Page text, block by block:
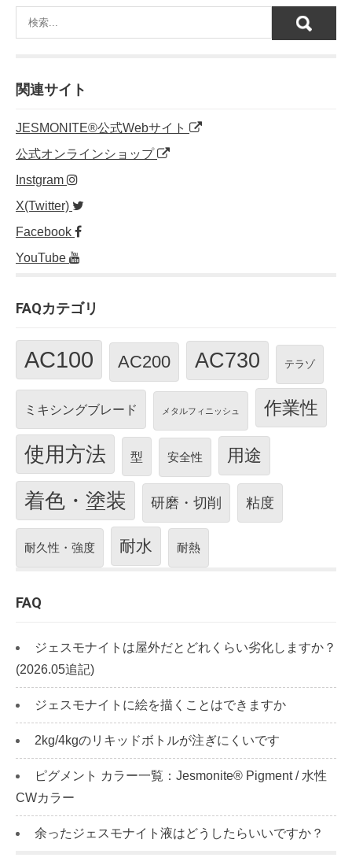
c
e
o
o
k
e
k
e
C
h
ail
関連サイト
JESMONITE®公式Webサイト
公式オンラインショップ
Instgram
X(Twitter)
Facebook
YouTube
FAQカテゴリ
AC100 AC200 AC730 テラゾ
ミキシングブレード メタルフィニッシュ 作業性
使用方法 型 安全性 用途
着色・塗装 研磨・切削 粘度
耐久性・強度 耐水 耐熱
FAQ
ジェスモナイトは屋外だとどれくらい劣化しますか？
(2026.05追記)
ジェスモナイトに絵を描くことはできますか
2kg/4kgのリキッドボトルが注ぎにくいです
ピグメント カラー一覧：Jesmonite® Pigment / 水性
CWカラー
余ったジェスモナイト液はどうしたらいいですか？